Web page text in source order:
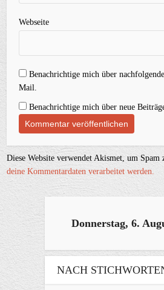
Webseite
Benachrichtige mich über
Mail.
Benachrichtige mich über neue
Diese Website verwendet Akismet, um
deine Kommentardaten verarbeitet werden.
Donnerstag, 6.
NACH